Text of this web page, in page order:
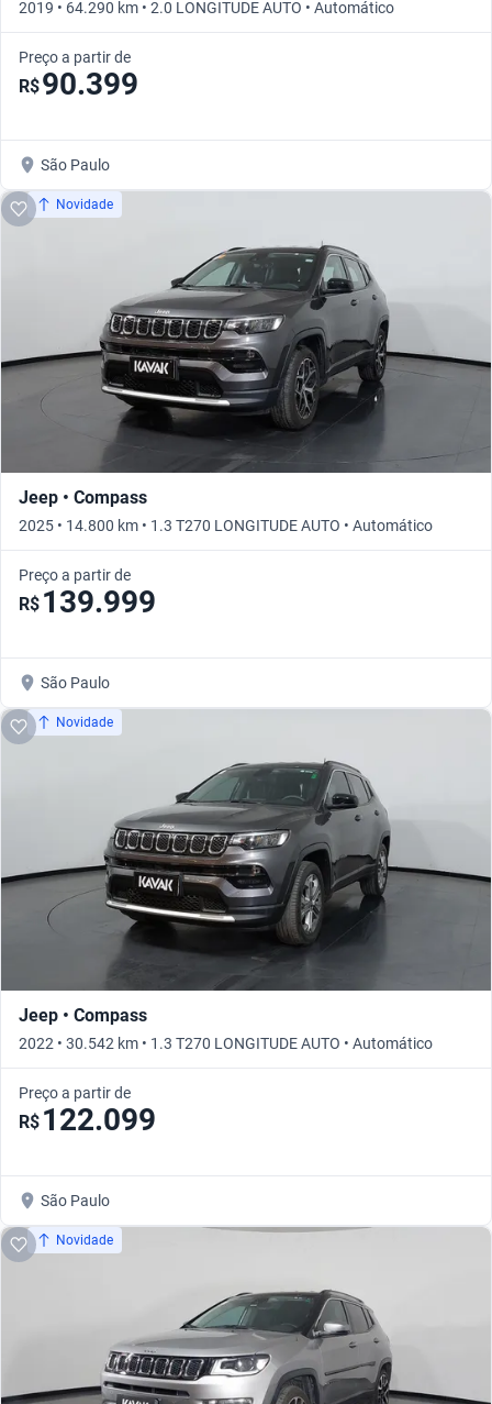
2019 • 64.290 km • 2.0 LONGITUDE AUTO • Automático
Preço a partir de
R$90.399
São Paulo
Novidade
Jeep • Compass
2025 • 14.800 km • 1.3 T270 LONGITUDE AUTO • Automático
Preço a partir de
R$ 139.999
São Paulo
Novidade
Jeep • Compass
2022 • 30.542 km • 1.3 T270 LONGITUDE AUTO • Automático
Preço a partir de
R$ 122.099
São Paulo
Novidade